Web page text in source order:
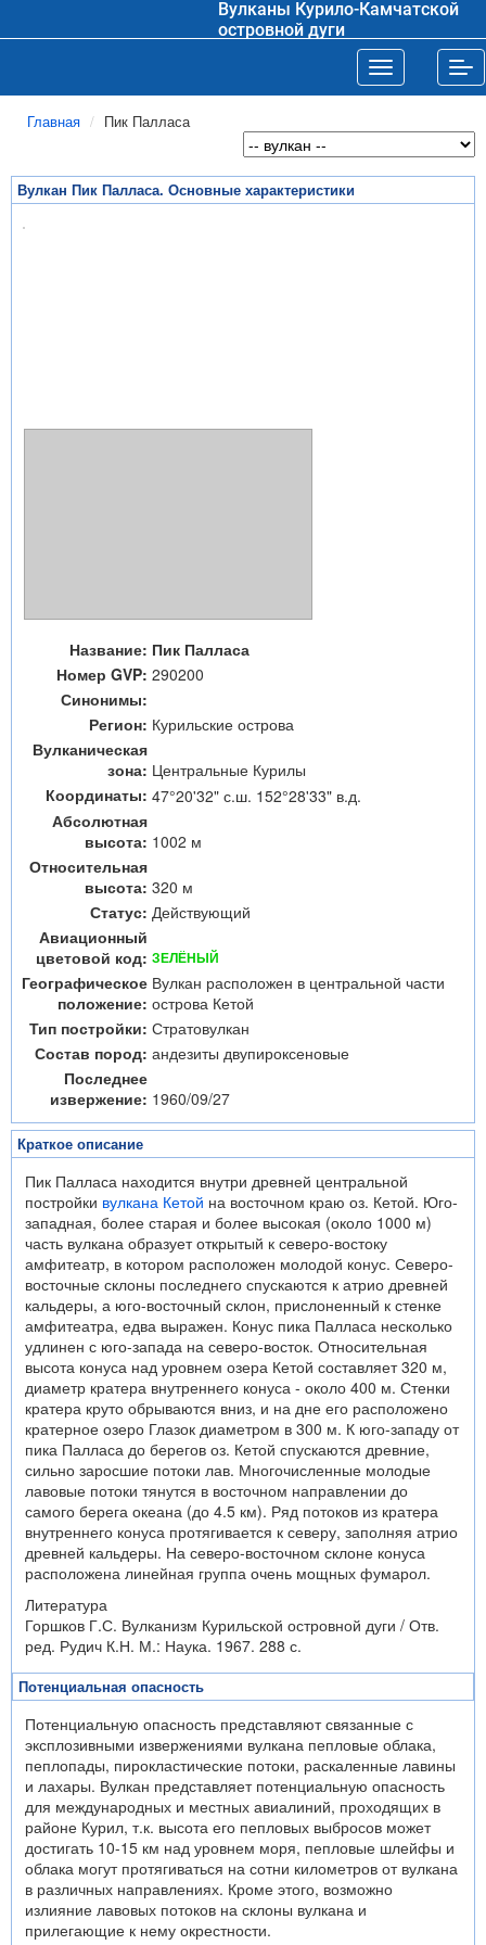
Вулканы Курило-Камчатской
островной дуги
Toggle
Главная Пик Палласа
Вулкан Пик Палласа. Основные характеристики
Название: Пик Палласа
Номер GVP: 290200
Синонимы:
Регион: Курильские острова
Вулканическая
зона: Центральные Курилы
Координаты: 47°20'32" с.ш. 152°28'33" в.д.
Абсолютная
высота: 1002 м
Относительная
высота: 320 м
Статус: Действующий
Авиационный
цветовой код: ЗЕЛЁНЫЙ
Географическое
положение:
Вулкан расположен в центральной части
острова Кетой
Тип постройки: Стратовулкан
Состав пород: андезиты двупироксеновые
Последнее
извержение: 1960/09/27
Краткое описание
Пик Палласа находится внутри древней центральной
постройки вулкана Кетой на восточном краю оз. Кетой. Юго-
западная, более старая и более высокая (около 1000 м)
часть вулкана образует открытый к северо-востоку
амфитеатр, в котором расположен молодой конус. Северо-
восточные склоны последнего спускаются к атрио древней
кальдеры, а юго-восточный склон, прислоненный к стенке
амфитеатра, едва выражен. Конус пика Палласа несколько
удлинен с юго-запада на северо-восток. Относительная
высота конуса над уровнем озера Кетой составляет 320 м,
диаметр кратера внутреннего конуса - около 400 м. Стенки
кратера круто обрываются вниз, и на дне его расположено
кратерное озеро Глазок диаметром в 300 м. К юго-западу от
пика Палласа до берегов оз. Кетой спускаются древние,
сильно заросшие потоки лав. Многочисленные молодые
лавовые потоки тянутся в восточном направлении до
самого берега океана (до 4.5 км). Ряд потоков из кратера
внутреннего конуса протягивается к северу, заполняя атрио
древней кальдеры. На северо-восточном склоне конуса
расположена линейная группа очень мощных фумарол.
Литература
Горшков Г.С. Вулканизм Курильской островной дуги / Отв.
ред. Рудич К.Н. М.: Наука. 1967. 288 с.
Потенциальная опасность
Потенциальную опасность представляют связанные с
эксплозивными извержениями вулкана пепловые облака,
пеплопады, пирокластические потоки, раскаленные лавины
и лахары. Вулкан представляет потенциальную опасность
для международных и местных авиалиний, проходящих в
районе Курил, т.к. высота его пепловых выбросов может
достигать 10-15 км над уровнем моря, пепловые шлейфы и
облака могут протягиваться на сотни километров от вулкана
в различных направлениях. Кроме этого, возможно
излияние лавовых потоков на склоны вулкана и
прилегающие к нему окрестности.